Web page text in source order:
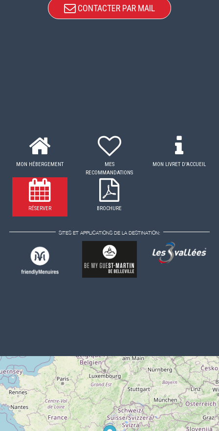
CONTACTER PAR MAIL
MON HÉBERGEMENT
MES
RECOMMANDATIONS
MON LIVRET D'ACCUEIL
RÉSERVER BROCHURE
SITES ET APPLICATIONS DE LA DESTINATION: